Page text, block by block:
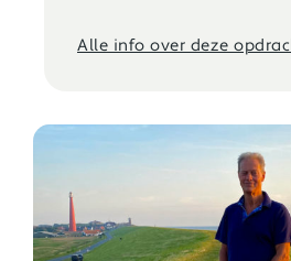
Alle info over deze